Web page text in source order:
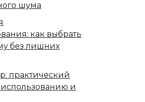
шума
как выбрать
без лишних
практический
и